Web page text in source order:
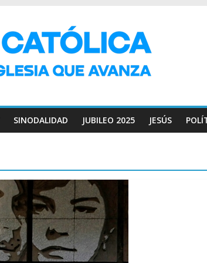
SINODALIDAD JUBILEO 2025 JESÚS